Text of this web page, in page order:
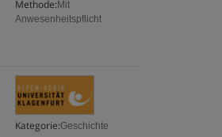
Methode: Mit
Anwesenheitspflicht
Kategorie:Geschichte